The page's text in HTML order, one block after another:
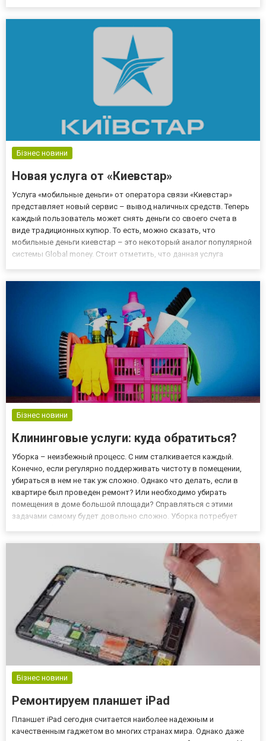
Бізнес новини
Новая услуга от «Киевстар»
Услуга «мобильные деньги» от оператора связи «Киевстар»
представляет новый сервис – вывод наличных средств. Теперь
каждый пользователь может снять деньги со своего счета в
виде традиционных купюр. То есть, можно сказать, что
мобильные деньги киевстар – это некоторый аналог популярной
системы Global money. Стоит отметить, что данная услуга
Бізнес новини
Клининговые услуги: куда обратиться?
Уборка – неизбежный процесс. С ним сталкивается каждый.
Конечно, если регулярно поддерживать чистоту в помещении,
убираться в нем не так уж сложно. Однако что делать, если в
квартире был проведен ремонт? Или необходимо убирать
помещения в доме большой площади? Справляться с этими
задачами самому будет довольно сложно. Уборка потребует
Бізнес новини
Ремонтируем планшет iPad
Планшет iPad сегодня считается наиболее надежным и
качественным гаджетом во многих странах мира. Однако даже